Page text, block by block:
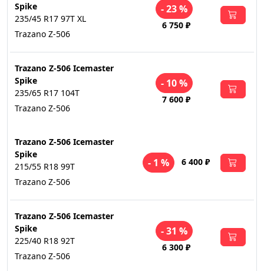
Spike
235/45 R17 97T XL
Trazano Z-506
- 23 %
6 750 ₽
Trazano Z-506 Icemaster
Spike
235/65 R17 104T
Trazano Z-506
- 10 %
7 600 ₽
Trazano Z-506 Icemaster
Spike
215/55 R18 99T
Trazano Z-506
- 1 % 6 400 ₽
Trazano Z-506 Icemaster
Spike
225/40 R18 92T
Trazano Z-506
- 31 %
6 300 ₽